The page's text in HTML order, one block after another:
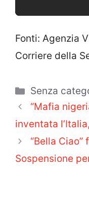
Fonti: Agenzia
Corriere della
Categorie
Senza
“Mafia
inventata
“Bella Ciao”
Sospensione